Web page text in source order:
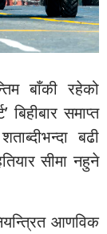
बाँकी रहेको
’बिहीबार समाप्त
बढी
सीमा नहुने
आणविक